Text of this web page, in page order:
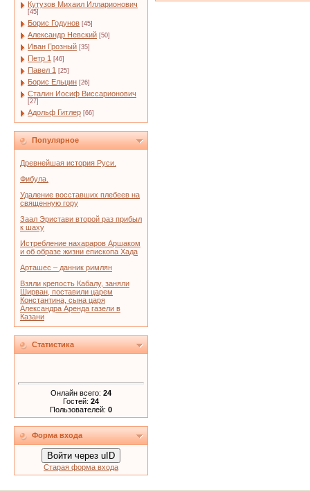
Кутузов Михаил Илларионович
[45]
Борис Годунов [45]
Александр Невский [50]
Иван Грозный [35]
Петр 1 [46]
Павел 1 [25]
Борис Ельцин [26]
Сталин Иосиф Виссарионович
[27]
Адольф Гитлер [66]
Популярное
Древнейшая история Руси.
Фибула.
Удаление восставших плебеев на
священную гору
Заал Эристави второй раз прибыл
к шаху
Истребление нахараров Аршаком
и об образе жизни епископа Хада
Арташес – данник римлян
Взяли крепость Кабалу, заняли
Ширван, поставили царем
Константина, сына царя
Александра Аренда газели в
Казани
Статистика
Онлайн всего: 24
Гостей: 24
Пользователей: 0
Форма входа
Войти через uID
Старая форма входа